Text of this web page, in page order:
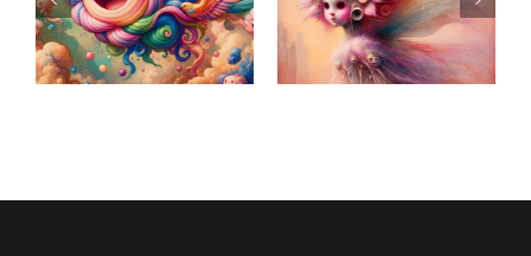
Dreamer CandyLand